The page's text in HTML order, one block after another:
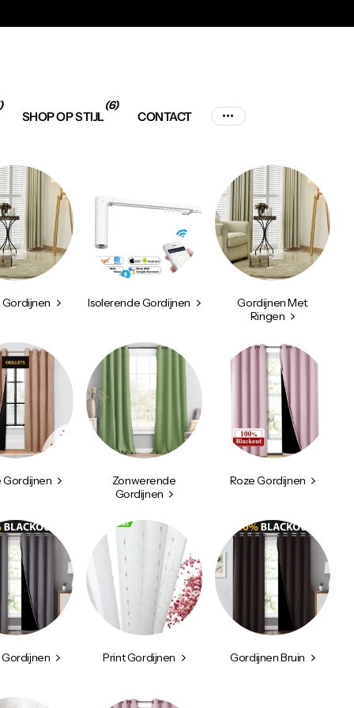
SHOP OP STIJL
(6)
CONTACT
Isolerende Gordijnen
Gordijnen Met
Ringen
Gordijnen
Zonwerende
Gordijnen
Roze Gordijnen
Gordijnen Print Gordijnen Gordijnen Bruin